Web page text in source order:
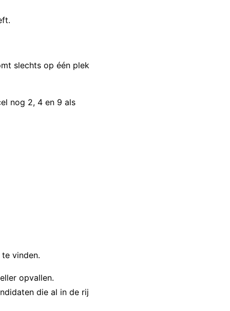
slechts op één plek
nog 2, 4 en 9 als
vinden.
opvallen.
die al in de rij